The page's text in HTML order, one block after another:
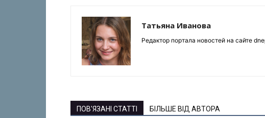
Татьяна Иванова
Редактор портала новостей на сайте
ПОВ'ЯЗАНІ СТАТТІ БІЛЬШЕ ВІД АВТОРА